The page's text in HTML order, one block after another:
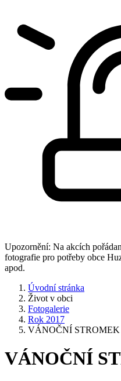
Upozornění: Na akcích
fotografie pro potřeby obce
apod.
Úvodní stránka
Život v obci
Fotogalerie
Rok 2017
VÁNOČNÍ STROMEK
VÁNOČNÍ